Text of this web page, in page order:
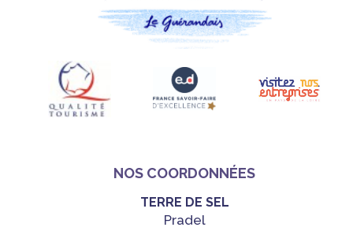
NOS COORDONNÉES
TERRE DE SEL
Pradel